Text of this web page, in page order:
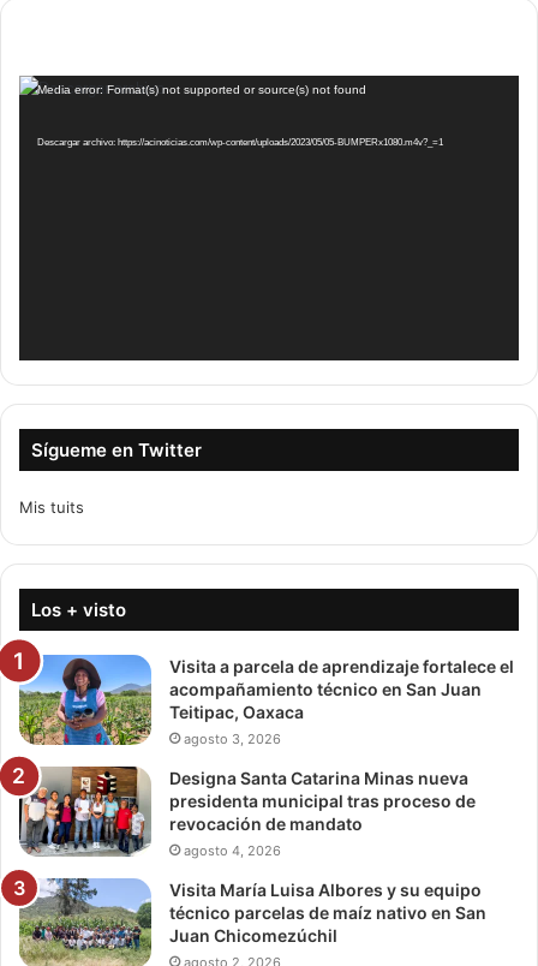
Reproductor
vídeo
Media error: Format(s) not supported or source(s) not found
Descargar archivo: https://acinoticias.com/wp-content/uploads/2023/05/05-BUMPERx1080.m4v?_=1
Sígueme en Twitter
Mis tuits
Los + visto
Visita a parcela de aprendizaje fortalece el
acompañamiento técnico en San Juan
Teitipac, Oaxaca
agosto 3, 2026
Designa Santa Catarina Minas nueva
presidenta municipal tras proceso de
revocación de mandato
agosto 4, 2026
Visita María Luisa Albores y su equipo
técnico parcelas de maíz nativo en San
Juan Chicomezúchil
agosto 2, 2026